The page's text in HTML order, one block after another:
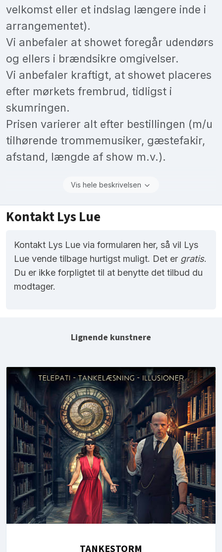
velkomst eller et indslag længere inde i
arrangementet).
Vi anbefaler at showet foregår udendørs
og ellers i brændsikre omgivelser.
Vi anbefaler kraftigt, at showet placeres
efter mørkets frembrud, tidligst i
skumringen.
Prisen varierer alt efter bestillingen (m/u
tilhørende trommemusiker, gæstefakir,
afstand, længde af show m.v.).
Vis hele beskrivelsen
Kontakt Lys Lue
Kontakt Lys Lue via formularen her, så vil Lys
Lue vende tilbage hurtigst muligt. Det er gratis.
Du er ikke forpligtet til at benytte det tilbud du
modtager.
Lignende kunstnere
TANKESTORM